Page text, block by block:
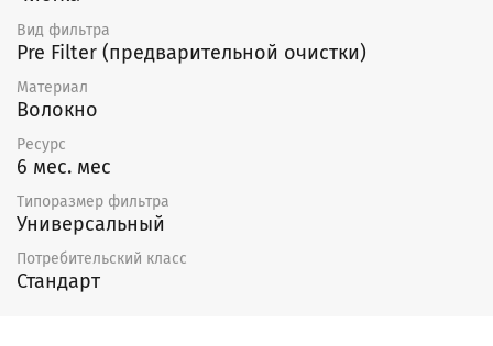
Вид фильтра
Pre Filter (предварительной очистки)
Материал
Волокно
Ресурс
6 мес. мес
Типоразмер фильтра
Универсальный
Потребительский класс
Стандарт